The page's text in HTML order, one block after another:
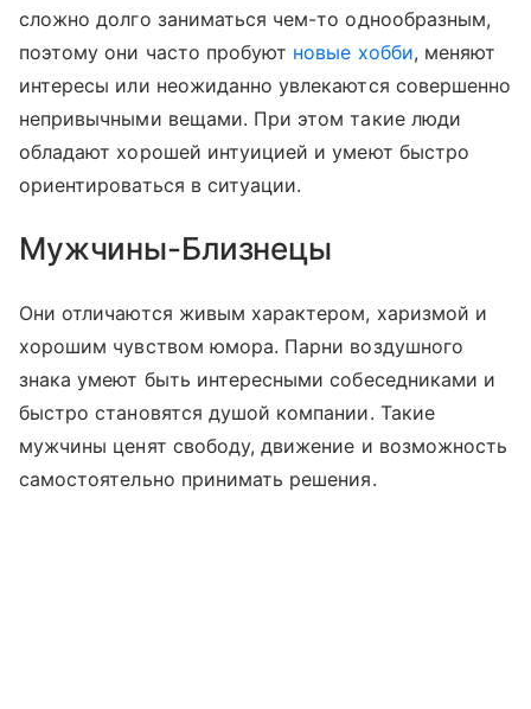
сложно долго заниматься чем-то однообразным,
поэтому они часто пробуют новые хобби, меняют
интересы или неожиданно увлекаются совершенно
непривычными вещами. При этом такие люди
обладают хорошей интуицией и умеют быстро
ориентироваться в ситуации.
Мужчины-Близнецы
Они отличаются живым характером, харизмой и
хорошим чувством юмора. Парни воздушного
знака умеют быть интересными собеседниками и
быстро становятся душой компании. Такие
мужчины ценят свободу, движение и возможность
самостоятельно принимать решения.